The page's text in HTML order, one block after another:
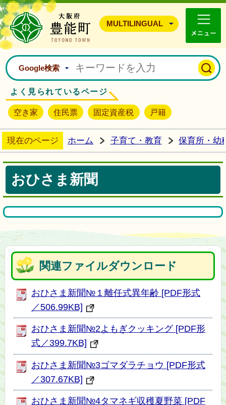
豊能町ホームページ
MULTILINGUAL
Google検索
よく見られているページ
空き家 住民票 固定資産税 戸籍
現在のページ ホーム 子育て・教育 保育所・幼
おひさま新聞
関連ファイルダウンロード
おひさま新聞№１離任式異年齢 [PDF形式
／506.99KB]
おひさま新聞№2よもぎクッキング [PDF形
式／399.7KB]
おひさま新聞№3ゴマダラチョウ [PDF形式
／307.67KB]
おひさま新聞№4タマネギ収穫夏野菜 [PDF